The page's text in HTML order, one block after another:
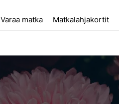
Varaa matka Matkalahjakortit